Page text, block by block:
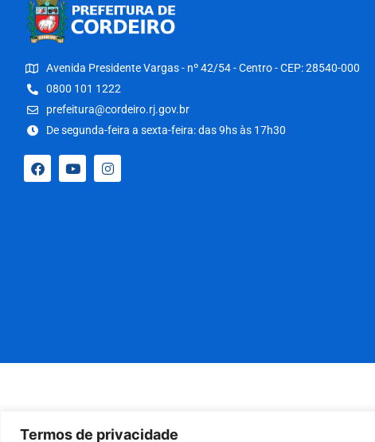
Termos de privacidade
Avenida Presidente Vargas - nº 42/54 - Centro - CEP: 28540-000
0800 101 1222
prefeitura@cordeiro.rj.gov.br
De segunda-feira a sexta-feira: das 9hs às 17h30